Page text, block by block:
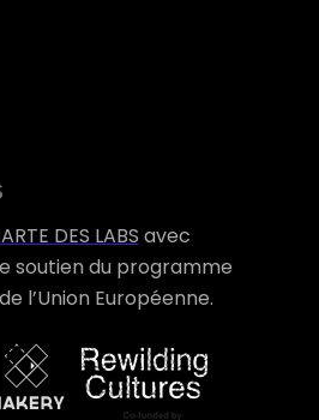
DES LABS avec
soutien du programme
l’Union Européenne.